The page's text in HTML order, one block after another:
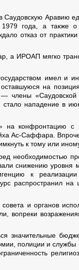
Саудовскую
года, а также о
отказ от
а ИРОАП мягко
имел и
на
члены
нападение в
на конфронтацию с
Ас-Саффара.
к тому или
необходимостью
снижению уровня
к реализации
распространил на
и органов
вопреки
значительные
полиции и службы